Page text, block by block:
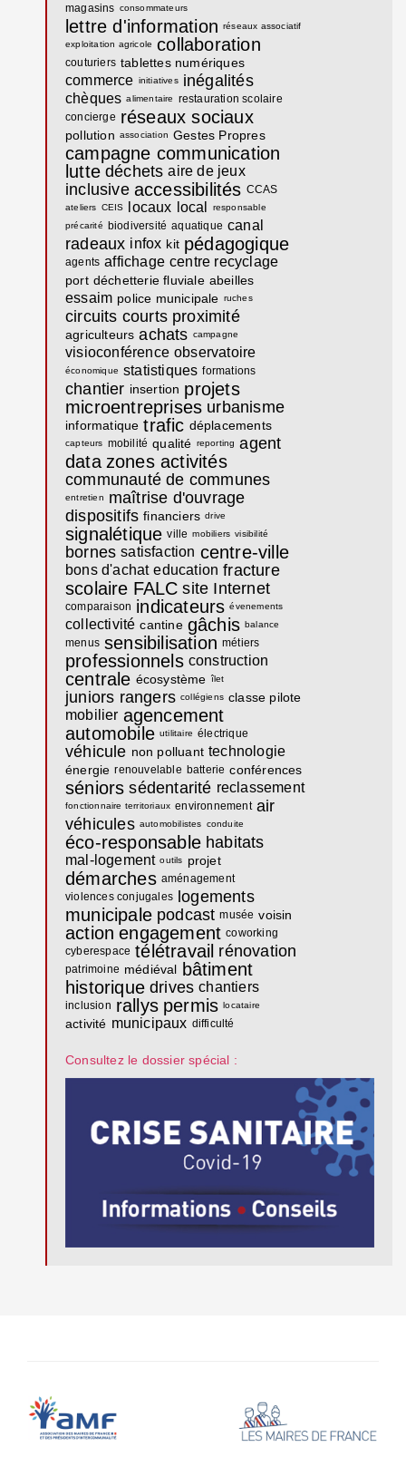
magasins consommateurs
lettre d'information réseaux associatif
exploitation agricole collaboration
couturiers tablettes numériques
commerce initiatives inégalités
chèques alimentaire
restauration scolaire
concierge réseaux sociaux
pollution association Gestes Propres
campagne communication
lutte déchets aire de jeux
inclusive accessibilités CCAS
ateliers CEIS locaux local
responsable
précarité biodiversité aquatique canal
radeaux infox kit pédagogique
agents affichage centre recyclage
port déchetterie fluviale abeilles
essaim police municipale ruches
circuits courts proximité
agriculteurs achats campagne
visioconférence observatoire
économique statistiques formations
chantier insertion projets
microentreprises urbanisme
informatique trafic déplacements
capteurs mobilité qualité reporting agent
data zones activités
communauté de communes
entretien
maîtrise d'ouvrage
dispositifs financiers drive
signalétique ville mobiliers visibilité
bornes satisfaction centre-ville
bons d'achat education fracture
scolaire FALC site Internet
comparaison indicateurs évenements
collectivité cantine gâchis balance
menus sensibilisation métiers
professionnels construction
centrale écosystème îlet
juniors rangers collégiens classe pilote
mobilier agencement
automobile utilitaire électrique
véhicule non polluant technologie
énergie renouvelable batterie conférences
séniors sédentarité reclassement
fonctionnaire territoriaux environnement air
véhicules automobilistes conduite
éco-responsable habitats
mal-logement outils projet
démarches aménagement
violences conjugales logements
municipale podcast musée voisin
action engagement coworking
cyberespace télétravail rénovation
patrimoine médiéval bâtiment
historique drives chantiers
inclusion rallys permis locataire
activité municipaux difficulté
Consultez le dossier spécial :